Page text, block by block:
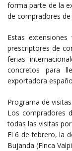
forma parte de la
de compradores
Estas
prescriptores de
ferias
concretos para
exportadora
Programa de
Los compradores
todas las visitas
El 6 de febrero, la
Bujanda (Finca